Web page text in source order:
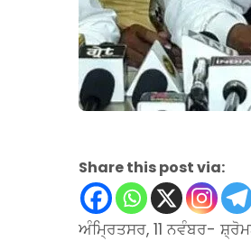
Share this post via:
ਅੰਮ੍ਰਿਤਸਰ, 11 ਨਵੰਬਰ-